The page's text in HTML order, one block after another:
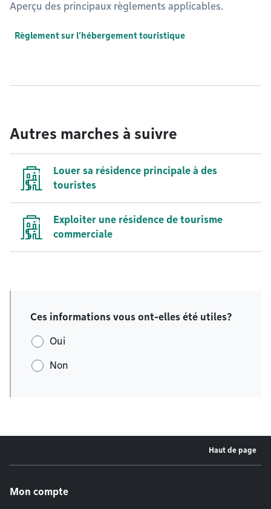
Aperçu des principaux règlements applicables.
Règlement sur l’hébergement touristique
Autres marches à suivre
Louer sa résidence principale à des
touristes
Exploiter une résidence de tourisme
commerciale
Ces informations vous ont-elles été utiles?
Oui
Non
Haut de page
Mon compte